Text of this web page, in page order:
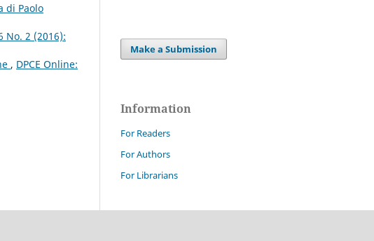
di Paolo
No. 2 (2016):
, DPCE Online:
Make a Submission
Information
For Readers
For Authors
For Librarians